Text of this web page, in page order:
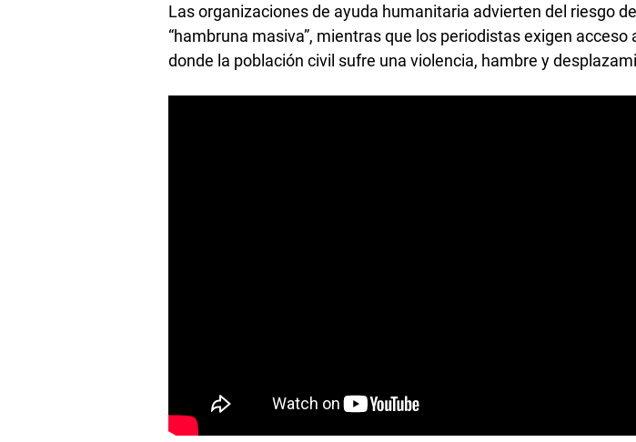
Las organizaciones de ayuda humanitaria advierten del riesgo
“hambruna masiva”, mientras que los periodistas exigen acceso
donde la población civil sufre una violencia, hambre y